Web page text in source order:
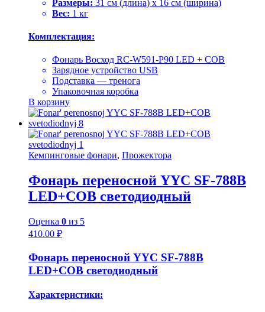
Размеры: 31 см (длина) x 16 см (ширина)
Вес: 1 кг
Комплектация:
Фонарь Восход RC-W591-P90 LED + COB
Зарядное устройство USB
Подставка — тренога
Упаковочная коробка
В корзину
Кемпинговые фонари, Прожектора
Фонарь переносной YYC SF-788B
LED+COB светодиодный
Оценка 0 из 5
410.00 ₽
Фонарь переносной YYC SF-788B
LED+COB светодиодный
Характеристики: